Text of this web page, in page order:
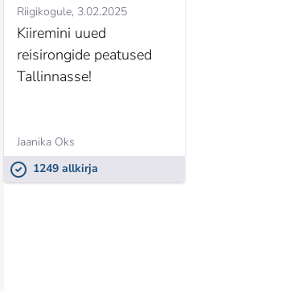
Riigikogule 3.02.2025
Kiiremini uued
reisirongide peatused
Tallinnasse!
Jaanika Oks
1249 allkirja